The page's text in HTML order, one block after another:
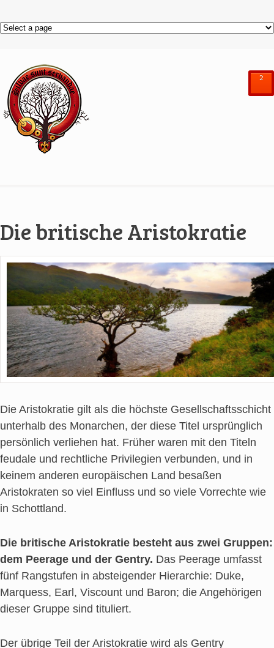
²
Die britische Aristokratie
Die Aristokratie gilt als die höchste Gesellschaftsschicht
unterhalb des Monarchen, der diese Titel ursprünglich
persönlich verliehen hat. Früher waren mit den Titeln
feudale und rechtliche Privilegien verbunden, und in
keinem anderen europäischen Land besaßen
Aristokraten so viel Einfluss und so viele Vorrechte wie
in Schottland.
Die britische Aristokratie besteht aus zwei Gruppen:
dem Peerage und der Gentry. Das Peerage umfasst
fünf Rangstufen in absteigender Hierarchie: Duke,
Marquess, Earl, Viscount und Baron; die Angehörigen
dieser Gruppe sind tituliert.
Der übrige Teil der Aristokratie wird als Gentry